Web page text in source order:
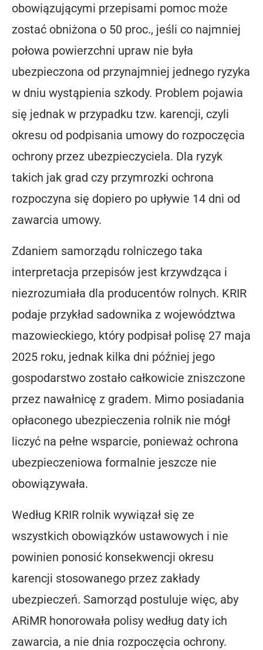
obowiązującymi przepisami pomoc może
zostać obniżona o 50 proc., jeśli co najmniej
połowa powierzchni upraw nie była
ubezpieczona od przynajmniej jednego ryzyka
w dniu wystąpienia szkody. Problem pojawia
się jednak w przypadku tzw. karencji, czyli
okresu od podpisania umowy do rozpoczęcia
ochrony przez ubezpieczyciela. Dla ryzyk
takich jak grad czy przymrozki ochrona
rozpoczyna się dopiero po upływie 14 dni od
zawarcia umowy.
Zdaniem samorządu rolniczego taka
interpretacja przepisów jest krzywdząca i
niezrozumiała dla producentów rolnych. KRIR
podaje przykład sadownika z województwa
mazowieckiego, który podpisał polisę 27 maja
2025 roku, jednak kilka dni później jego
gospodarstwo zostało całkowicie zniszczone
przez nawałnicę z gradem. Mimo posiadania
opłaconego ubezpieczenia rolnik nie mógł
liczyć na pełne wsparcie, ponieważ ochrona
ubezpieczeniowa formalnie jeszcze nie
obowiązywała.
Według KRIR rolnik wywiązał się ze
wszystkich obowiązków ustawowych i nie
powinien ponosić konsekwencji okresu
karencji stosowanego przez zakłady
ubezpieczeń. Samorząd postuluje więc, aby
ARiMR honorowała polisy według daty ich
zawarcia, a nie dnia rozpoczęcia ochrony.